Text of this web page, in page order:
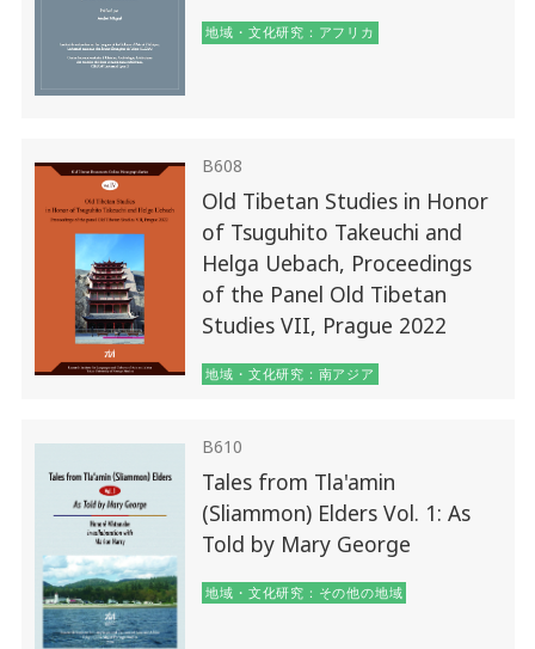
地域・文化研究：アフリカ
B608
Old Tibetan Studies in Honor
of Tsuguhito Takeuchi and
Helga Uebach, Proceedings
of the Panel Old Tibetan
Studies VII, Prague 2022
地域・文化研究：南アジア
B610
Tales from Tla'amin
(Sliammon) Elders Vol. 1: As
Told by Mary George
地域・文化研究：その他の地域